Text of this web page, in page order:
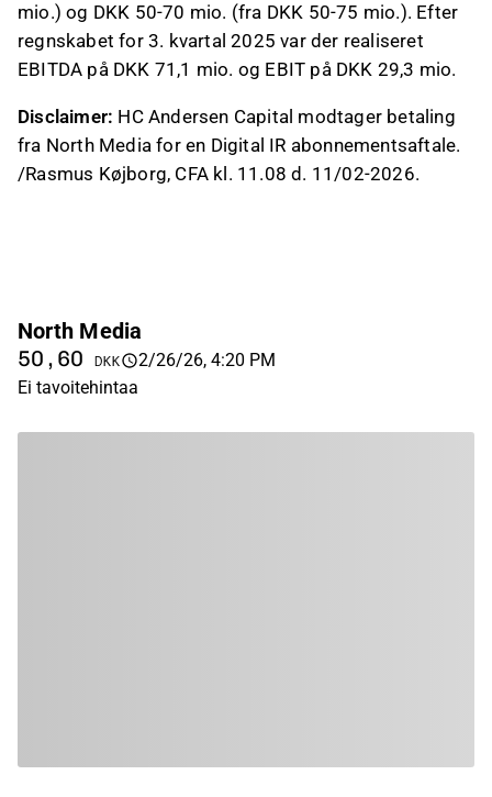
mio.) og DKK 50-70 mio. (fra DKK 50-75 mio.). Efter
regnskabet for 3. kvartal 2025 var der realiseret
EBITDA på DKK 71,1 mio. og EBIT på DKK 29,3 mio.
Disclaimer: HC Andersen Capital modtager betaling
fra North Media for en Digital IR abonnementsaftale.
/Rasmus Køjborg, CFA kl. 11.08 d. 11/02-2026.
North Media
50,60 DKK
2/26/26, 4:20 PM
Ei tavoitehintaa